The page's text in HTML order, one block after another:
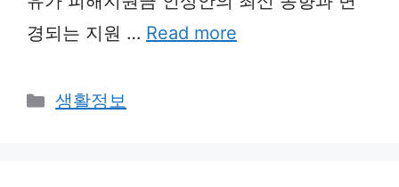
경되는 지원 … Read more
Categories
생활정보